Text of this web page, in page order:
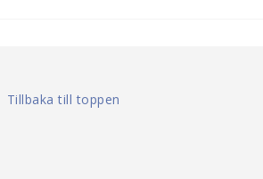
Tillbaka till toppen